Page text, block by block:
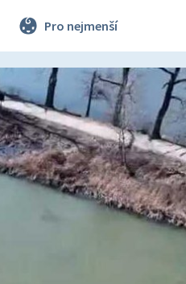
Pro nejmenší